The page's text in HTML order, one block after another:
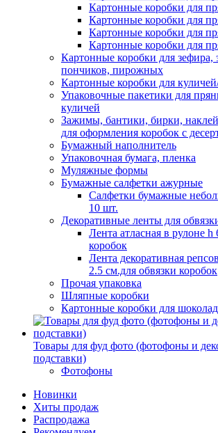
Картонные коробки для
Картонные коробки для
Картонные коробки для
Картонные коробки для
Картонные коробки для зефира,
пончиков, пирожных
Картонные коробки для
Упаковочные пакетики для
куличей
Зажимы, бантики, бирки,
для оформления коробок с
Бумажный наполнитель
Упаковочная бумага, пленка
Муляжные формы
Бумажные салфетки ажурные
Салфетки бумажные
10 шт.
Декоративные ленты для
Лента атласная в рулоне
коробок
Лента декоративная
2.5 см.для обвязки коробок
Прочая упаковка
Шляпные коробки
Картонные коробки для
Товары для фуд фото (фотофоны и
подставки)
Фотофоны
Новинки
Хиты продаж
Распродажа